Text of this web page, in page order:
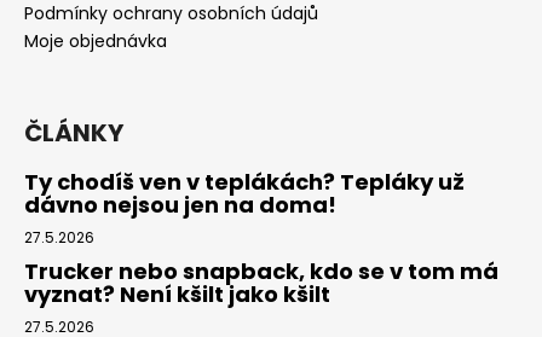
Podmínky ochrany osobních údajů
Moje objednávka
ČLÁNKY
Ty chodíš ven v teplákách? Tepláky už
dávno nejsou jen na doma!
27.5.2026
Trucker nebo snapback, kdo se v tom má
vyznat? Není kšilt jako kšilt
27.5.2026